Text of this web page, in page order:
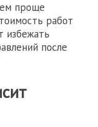
проще
работ
избежать
после